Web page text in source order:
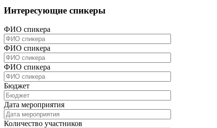
Интересующие спикеры
ФИО спикера
ФИО спикера
ФИО спикера
Бюджет
Дата мероприятия
Количество участников